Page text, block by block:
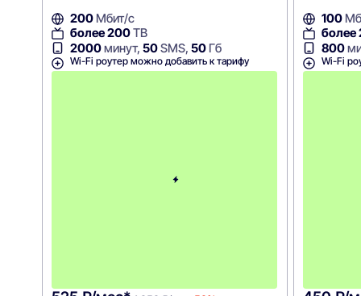
200Мбит/с
более 200ТВ
2000минут, 50SMS, 50Гб
Wi-Fi роутер можно добавить к тарифу
С
100
более
800
Wi-Fi